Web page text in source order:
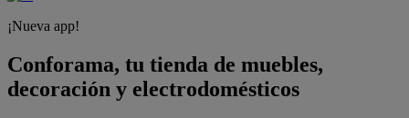
¡Nueva app!
Conforama, tu tienda de muebles,
decoración y electrodomésticos